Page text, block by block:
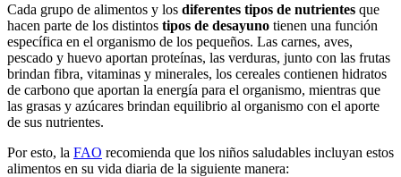
Cada grupo de alimentos y los diferentes tipos de nutrientes que
hacen parte de los distintos tipos de desayuno tienen una función
específica en el organismo de los pequeños. Las carnes, aves,
pescado y huevo aportan proteínas, las verduras, junto con las frutas
brindan fibra, vitaminas y minerales, los cereales contienen hidratos
de carbono que aportan la energía para el organismo, mientras que
las grasas y azúcares brindan equilibrio al organismo con el aporte
de sus nutrientes.
Por esto, la FAO recomienda que los niños saludables incluyan estos
alimentos en su vida diaria de la siguiente manera: